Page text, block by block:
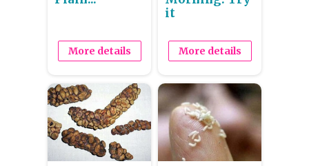
More details
it
More details